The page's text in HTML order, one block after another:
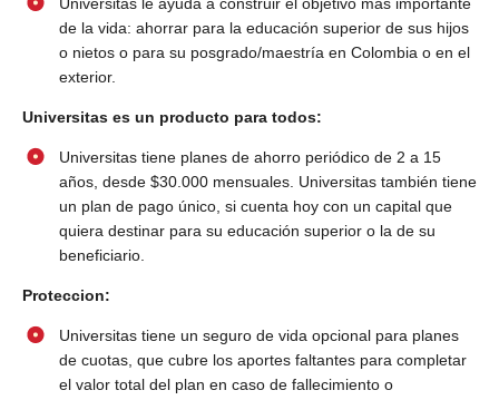
de la vida: ahorrar para la educación superior de sus hijos
o nietos o para su posgrado/maestría en Colombia o en el
exterior.
Universitas es un producto para todos:
Universitas tiene planes de ahorro periódico de 2 a 15
años, desde $30.000 mensuales. Universitas también tiene
un plan de pago único, si cuenta hoy con un capital que
quiera destinar para su educación superior o la de su
beneficiario.
Proteccion:
Universitas tiene un seguro de vida opcional para planes
de cuotas, que cubre los aportes faltantes para completar
el valor total del plan en caso de fallecimiento o